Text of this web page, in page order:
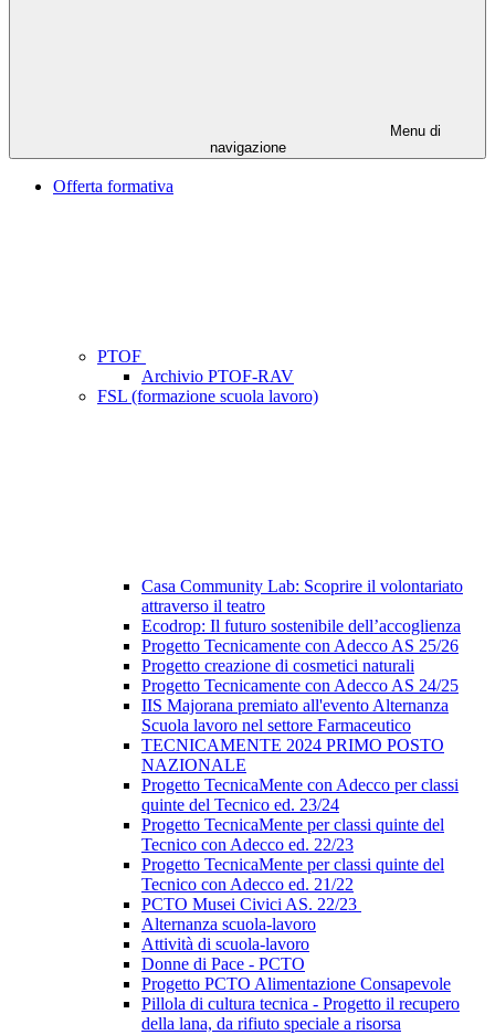
Menu di
navigazione
Offerta formativa
PTOF
Archivio PTOF-RAV
FSL (formazione scuola lavoro)
Casa Community Lab: Scoprire il volontariato
attraverso il teatro
Ecodrop: Il futuro sostenibile dell’accoglienza
Progetto Tecnicamente con Adecco AS 25/26
Progetto creazione di cosmetici naturali
Progetto Tecnicamente con Adecco AS 24/25
IIS Majorana premiato all'evento Alternanza
Scuola lavoro nel settore Farmaceutico
TECNICAMENTE 2024 PRIMO POSTO
NAZIONALE
Progetto TecnicaMente con Adecco per classi
quinte del Tecnico ed. 23/24
Progetto TecnicaMente per classi quinte del
Tecnico con Adecco ed. 22/23
Progetto TecnicaMente per classi quinte del
Tecnico con Adecco ed. 21/22
PCTO Musei Civici AS. 22/23
Alternanza scuola-lavoro
Attività di scuola-lavoro
Donne di Pace - PCTO
Progetto PCTO Alimentazione Consapevole
Pillola di cultura tecnica - Progetto il recupero
della lana, da rifiuto speciale a risorsa